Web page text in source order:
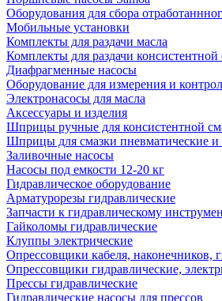
Оборудования для сбора
Мобильные установки
Комплекты для раздачи масла
Комплекты для раздачи консистентной
Диафрагменные насосы
Оборудование для измерения и
Электронасосы для масла
Аксессуары и изделия
Шприцы ручные для консистентной
Шприцы для смазки пневматические и
Заливочные насосы
Насосы под емкости 12-20 кг
Гидравлическое оборудование
Арматурорезы гидравлические
Запчасти к гидравлическому
Гайколомы гидравлические
Клуппы электрические
Опрессовщики кабеля, наконечников,
Опрессовщики гидравлические,
Прессы гидравлические
Гидравлические насосы для прессов